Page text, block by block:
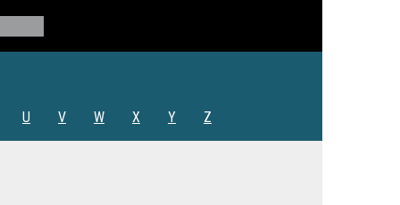
U V W X Y Z